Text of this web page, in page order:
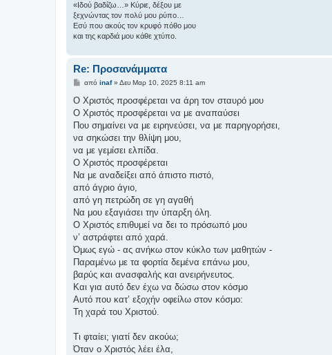
«Ιδού βαδίζω…» Κύριε, δέξου με
ξεχνώντας τον πολύ μου ρύπο…
Εσύ που ακούς τον κρυφό πόθο μου
και της καρδιά μου κάθε χτύπο.
Re: Προσανάμματα
Δ
μ
σ
ί
υ
σ
από inaf» Δευ Μαρ 10, 2025 8:11 am
Ο Χριστός προσφέρεται να άρη τον σταυρό μου
Ο Χριστός προσφέρεται να με αναπαύσει
Που σημαίνει να με ειρηνεύσει, να με παρηγορήσει,
να σηκώσει την θλίψη μου,
να με γεμίσει ελπίδα.
Ο Χριστός προσφέρεται
Να με αναδείξει από άπιστο πιστό,
από άγριο άγιο,
από γη πετρώδη σε γη αγαθή
Να μου εξαγιάσει την ύπαρξη όλη.
Ο Χριστός επιθυμεί να δει το πρόσωπό μου
ν’ αστράφτει από χαρά.
Όμως εγώ - ας ανήκω στον κύκλο των μαθητών -
Παραμένω με τα φορτία δεμένα επάνω μου,
βαρύς και ανασφαλής και ανειρήνευτος.
Και για αυτό δεν έχω να δώσω στον κόσμο
Αυτό που κατ’ εξοχήν οφείλω στον κόσμο:
Τη χαρά του Χριστού.
Τι φταίει; γιατί δεν ακούω;
Όταν ο Χριστός λέει έλα,